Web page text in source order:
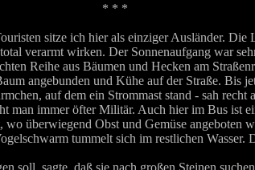
* * *
sitze ich hier als einziger Ausländer.
verarmt wirken. Der Sonnenaufgang war
Reihe aus Bäumen und Hecken am
angebunden und Kühe auf der Straße. Bis
auf dem ein Strommast stand - sah recht
immer öfter Militär. Auch hier im Bus ist
überwiegend Obst und Gemüse angeboten
tummelt sich im restlichen
soll, sagte, daß sie nach großen Steinen